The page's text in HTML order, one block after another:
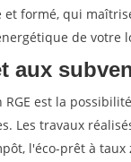
formé, qui
de votre
aux
est la
Les travaux
l'éco-prêt à taux